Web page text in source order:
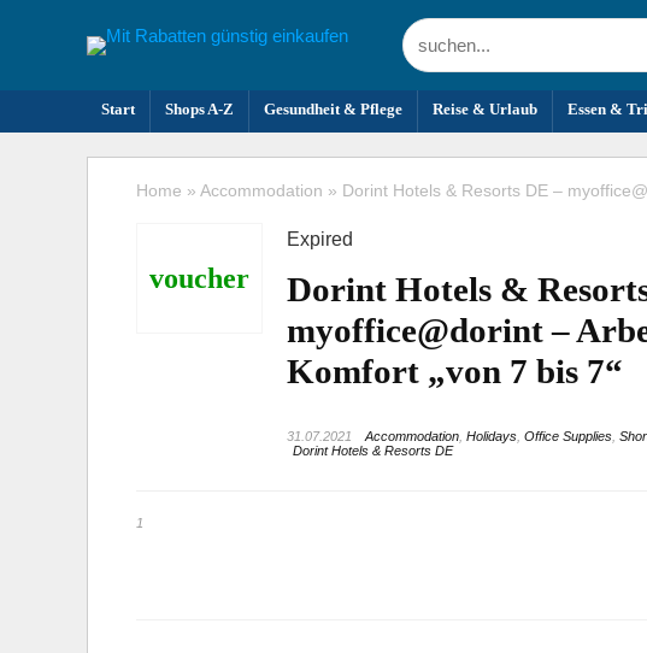
Start Shops A-Z Gesundheit & Pflege Reise & Urlaub Essen &
Home » Accommodation » Dorint Hotels & Resorts DE –
voucher
Expired
Dorint Hotels &
myoffice@dorint –
Komfort „von 7 bis 7“
31.07.2021 Accommodation Holidays Office Supplies
Dorint Hotels & Resorts DE
1